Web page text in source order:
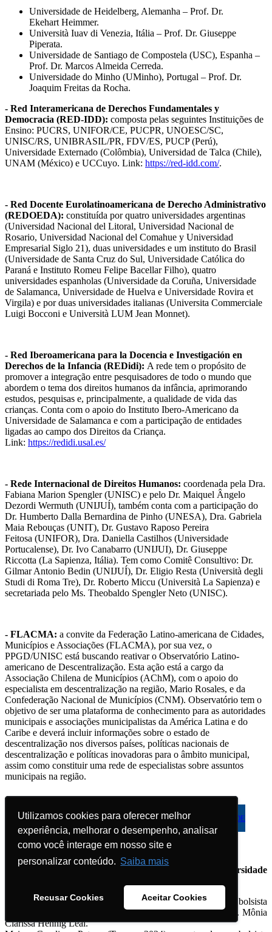
Utilizamos cookies para oferecer melhor
experiência, melhorar o desempenho, analisar
como você interage em nosso site e
personalizar conteúdo. Saiba mais
Recusar Cookies Aceitar Cookies
Utilizamos cookies para oferecer melhor
experiência, melhorar o desempenho, analisar
como você interage em nosso site e
personalizar conteúdo. Saiba mais
Recusar Cookies Aceitar Cookies
Universidade de Heidelberg, Alemanha – Prof. Dr.
Ekehart Heimmer.
Università Iuav di Venezia, Itália – Prof. Dr. Giuseppe
Piperata.
Universidade de Santiago de Compostela (USC), Espanha –
Prof. Dr. Marcos Almeida Cerreda.
Universidade do Minho (UMinho), Portugal – Prof. Dr.
Joaquim Freitas da Rocha.
- Red Interamericana de Derechos Fundamentales y
Democracia (RED-IDD): composta pelas seguintes Instituições de
Ensino: PUCRS, UNIFOR/CE, PUCPR, UNOESC/SC,
UNISC/RS, UNIBRASIL/PR, FDV/ES, PUCP (Perú),
Universidade Externado (Colômbia), Universidad de Talca (Chile),
UNAM (México) e UCCuyo. Link: https://red-idd.com/.
- Red Docente Eurolatinoamericana de Derecho Administrativo
(REDOEDA): constituída por quatro universidades argentinas
(Universidad Nacional del Litoral, Universidad Nacional de
Rosario, Universidad Nacional del Comahue y Universidad
Empresarial Siglo 21), duas universidades e um instituto do Brasil
(Universidade de Santa Cruz do Sul, Universidade Católica do
Paraná e Instituto Romeu Felipe Bacellar Filho), quatro
universidades espanholas (Universidade da Coruña, Universidade
de Salamanca, Universidade de Huelva e Universidade Rovira et
Virgila) e por duas universidades italianas (Universita Commerciale
Luigi Bocconi e Università LUM Jean Monnet).
- Red Iberoamericana para la Docencia e Investigación en
Derechos de la Infancia (REDidi): A rede tem o propósito de
promover a integração entre pesquisadores de todo o mundo que
abordem o tema dos direitos humanos da infância, aprimorando
estudos, pesquisas e, principalmente, a qualidade de vida das
crianças. Conta com o apoio do Instituto Ibero-Americano da
Universidade de Salamanca e com a participação de entidades
ligadas ao campo dos Direitos da Criança.
Link: https://redidi.usal.es/
- Rede Internacional de Direitos Humanos: coordenada pela Dra.
Fabiana Marion Spengler (UNISC) e pelo Dr. Maiquel Ângelo
Dezordi Wermuth (UNIJUÍ), também conta com a participação do
Dr. Humberto Dalla Bernardina de Pinho (UNESA), Dra. Gabriela
Maia Rebouças (UNIT), Dr. Gustavo Raposo Pereira
Feitosa (UNIFOR), Dra. Daniella Castilhos (Universidade
Portucalense), Dr. Ivo Canabarro (UNIJUI), Dr. Giuseppe
Riccotta (La Sapienza, Itália). Tem como Comitê Consultivo: Dr.
Gilmar Antonio Bedin (UNIJUÍ), Dr. Eligio Resta (Università degli
Studi di Roma Tre), Dr. Roberto Miccu (Università La Sapienza) e
secretariada pelo Ms. Theobaldo Spengler Neto (UNISC).
- FLACMA: a convite da Federação Latino-americana de Cidades,
Municípios e Associações (FLACMA), por sua vez, o
PPGD/UNISC está buscando reativar o Observatório Latino-
americano de Descentralização. Esta ação está a cargo da
Associação Chilena de Municípios (AChM), com o apoio do
especialista em descentralização na região, Mario Rosales, e da
Confederação Nacional de Municípios (CNM). Observatório tem o
objetivo de ser uma plataforma de conhecimento para as autoridades
municipais e associações municipalistas da América Latina e do
Caribe e deverá incluir informações sobre o estado de
descentralização nos diversos países, políticas nacionais de
descentralização e políticas inovadoras para o âmbito municipal,
assim como constituir uma rede de especialistas sobre assuntos
municipais na região.
EDITAL DE ABERTURA DE VAGA PARA MOBILIDADE
ERASMUS+
Mobilidade discente ERASMUS - convênio com a Universidade
Camila Lopes Martins (Turma 2024), mestranda e bolsista
PROSUC/CAPES modalidade II, orientanda da Profa. Dra. Mônia
Clarissa Hennig Leal.